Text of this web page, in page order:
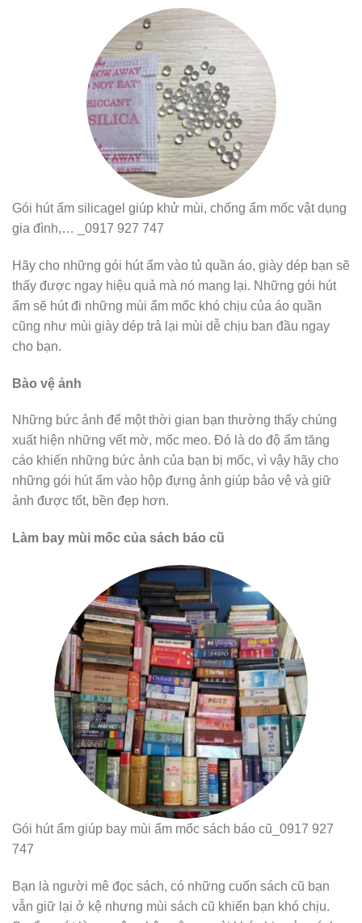
Gói hút ẩm silicagel giúp khử mùi, chống ẩm mốc vật dụng
gia đình,… _0917 927 747
Hãy cho những gói hút ẩm vào tủ quần áo, giày dép bạn sẽ
thấy được ngay hiệu quả mà nó mang lại. Những gói hút
ẩm sẽ hút đi những mùi ẩm mốc khó chịu của áo quần
cũng như mùi giày dép trả lại mùi dễ chịu ban đầu ngay
cho bạn.
Bào vệ ảnh
Những bức ảnh để một thời gian bạn thường thấy chúng
xuất hiện những vết mờ, mốc meo. Đó là do độ ẩm tăng
cáo khiến những bức ảnh của bạn bị mốc, vì vậy hãy cho
những gói hút ẩm vào hộp đựng ảnh giúp bảo vệ và giữ
ảnh được tốt, bền đẹp hơn.
Làm bay mùi mốc của sách báo cũ
Gói hút ẩm giúp bay mùi ẩm mốc sách báo cũ_0917 927
747
Bạn là người mê đọc sách, có những cuốn sách cũ bạn
vẫn giữ lại ở kệ nhưng mùi sách cũ khiến bạn khó chịu.